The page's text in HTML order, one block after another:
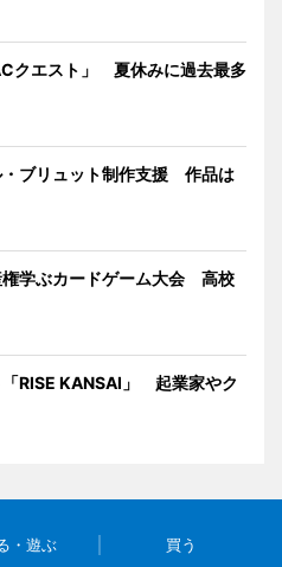
クエスト」 夏休みに過去最多
・ブリュット制作支援 作品は
権学ぶカードゲーム大会 高校
「RISE KANSAI」 起業家やク
・遊ぶ 買う